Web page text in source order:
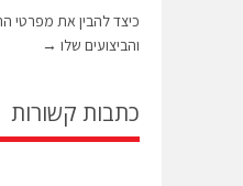
כיצד להבין את מפרטי
והביצועים שלו →
כתבות קשורות